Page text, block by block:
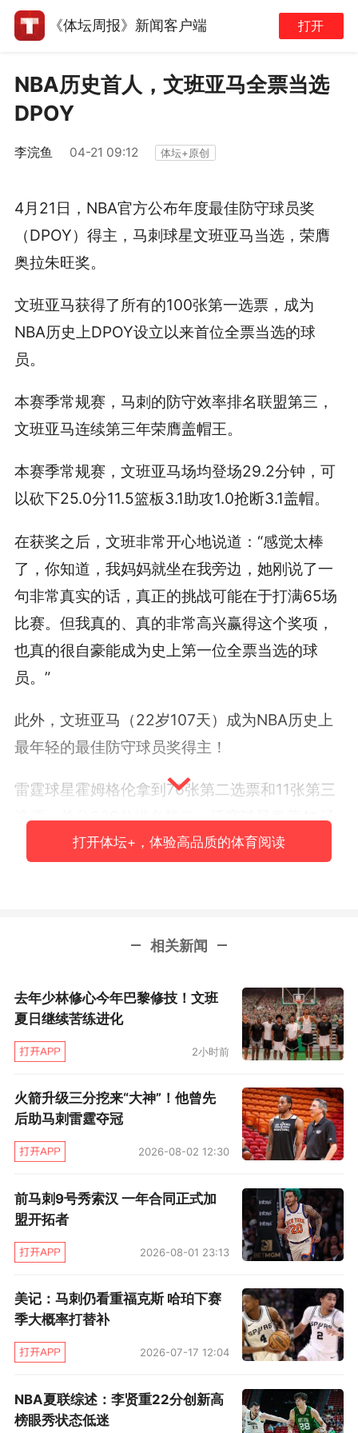
《体坛周报》新闻客户端 打开
NBA历史首人，文班亚马全票当选
DPOY
李浣鱼 04-21 09:12 体坛+原创
4月21日，NBA官方公布年度最佳防守球员奖
（DPOY）得主，马刺球星文班亚马当选，荣膺
奥拉朱旺奖。
文班亚马获得了所有的100张第一选票，成为
NBA历史上DPOY设立以来首位全票当选的球
员。
本赛季常规赛，马刺的防守效率排名联盟第三，
文班亚马连续第三年荣膺盖帽王。
本赛季常规赛，文班亚马场均登场29.2分钟，可
以砍下25.0分11.5篮板3.1助攻1.0抢断3.1盖帽。
在获奖之后，文班非常开心地说道：“感觉太棒
了，你知道，我妈妈就坐在我旁边，她刚说了一
句非常真实的话，真正的挑战可能在于打满65场
比赛。但我真的、真的非常高兴赢得这个奖项，
也真的很自豪能成为史上第一位全票当选的球
员。”
此外，文班亚马（22岁107天）成为NBA历史上
最年轻的最佳防守球员奖得主！
雷霆球星霍姆格伦拿到76张第二选票和11张第三
选票，总分239分排名第二。活塞球星奥萨尔·汤
普森拿到9张第二选票和33张第三选票，总分60
打开体坛+，体验高品质的体育阅读
相关新闻
去年少林修心今年巴黎修技！文班
夏日继续苦练进化
2小时前
火箭升级三分挖来“大神”！他曾先
后助马刺雷霆夺冠
2026-08-02 12:30
前马刺9号秀索汉 一年合同正式加
盟开拓者
2026-08-01 23:13
美记：马刺仍看重福克斯 哈珀下赛
季大概率打替补
2026-07-17 12:04
NBA夏联综述：李贤重22分创新高
榜眼秀状态低迷